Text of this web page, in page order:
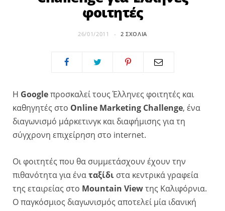
φοιτητές
26/01/2011 2 ΣΧΌΛΙΑ
Η Googleπροσκαλεί τους Έλληνες φοιτητές και
καθηγητές στο Online Marketing Challenge, ένα
διαγωνισμό μάρκετινγκ και διαφήμισης για τη
σύγχρονη επιχείρηση στο internet.
Οι φοιτητές που θα συμμετάσχουν έχουν την
πιθανότητα για έναταξίδι στα κεντρικά γραφεία
της εταιρείας στο Mountain Viewτης Καλιφόρνια.
Ο παγκόσμιος διαγωνισμός αποτελεί μία ιδανική